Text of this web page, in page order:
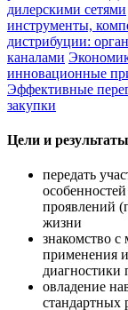
дилерскими сетями
инструменты,
дистрибуции:
каналами
инновационные
Эффективные
закупки
Цели и
передать
проявлений
жизни
знакомство
применения
диагностики
овладение
стандартных